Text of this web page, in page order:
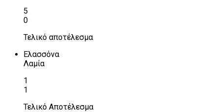
5
0
Τελικό αποτέλεσμα
Ελασσόνα
Λαμία
1
1
Τελικό Αποτέλεσμα